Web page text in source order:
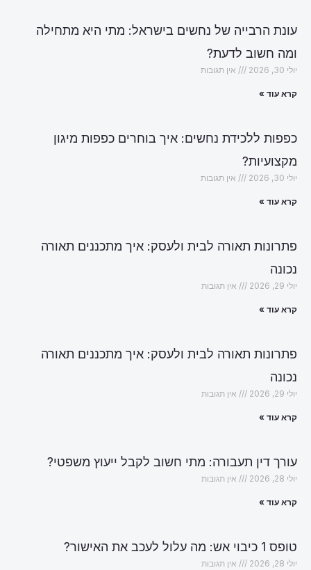
עונת הרבייה של נחשים בישראל: מתי היא מתחילה
ומה חשוב לדעת?
יולי 30, 2026 אין תגובות
קרא עוד »
כפפות ללכידת נחשים: איך בוחרים כפפות מיגון
מקצועיות?
יולי 30, 2026 אין תגובות
קרא עוד »
פתרונות תאורה לבית ולעסק: איך מתכננים תאורה
נכונה
יולי 29, 2026 אין תגובות
קרא עוד »
פתרונות תאורה לבית ולעסק: איך מתכננים תאורה
נכונה
יולי 29, 2026 אין תגובות
קרא עוד »
עורך דין תעבורה: מתי חשוב לקבל ייעוץ משפטי?
יולי 28, 2026 אין תגובות
קרא עוד »
טופס 1 כיבוי אש: מה עלול לעכב את האישור?
יולי 28, 2026 אין תגובות